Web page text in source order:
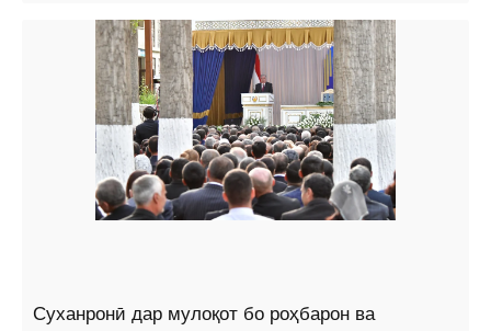
Суханронӣ дар мулоқот бо роҳбарон ва